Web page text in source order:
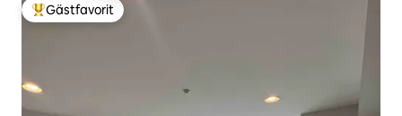
Populär gästfavorit
Gästfavorit